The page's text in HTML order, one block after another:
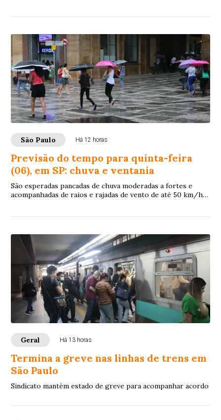
São Paulo Há 12 horas
Previsão do tempo para quinta-feira
(06), em SP: chuva e ventania
São esperadas pancadas de chuva moderadas a fortes e
acompanhadas de raios e rajadas de vento de até 50 km/h
Geral Há 13 horas
Termina a greve nas linhas de trens em
São Paulo
Sindicato mantém estado de greve para acompanhar acordo